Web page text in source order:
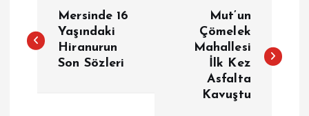
a
Mersinde 16
Yaşındaki
Hiranurun
Son Sözleri
Mut’un
Çömelek
Mahallesi
İlk Kez
Asfalta
Kavuştu